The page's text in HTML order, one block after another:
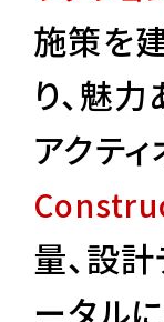
施策を
り、魅
アクテ
量、設
ータル